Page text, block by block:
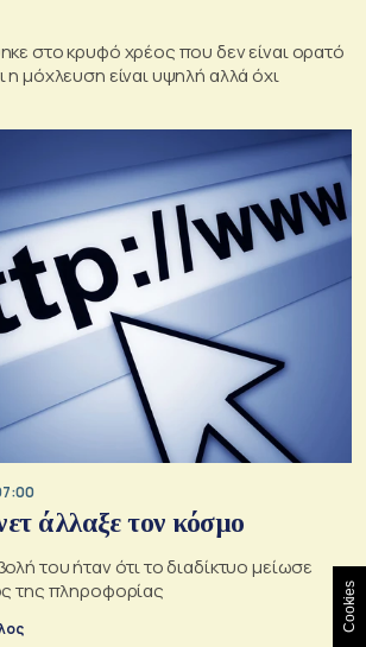
στο κρυφό χρέος που δεν είναι ορατό
μόχλευση είναι υψηλή αλλά όχι
άλλαξε τον κόσμο
του ήταν ότι το διαδίκτυο μείωσε
της πληροφορίας
Cookies